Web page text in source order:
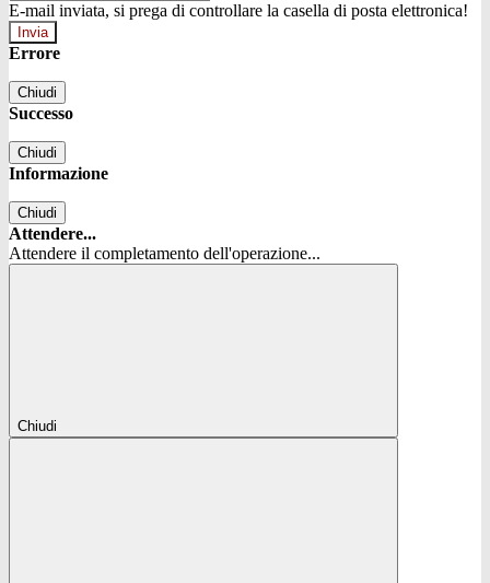
E-mail inviata, si prega di controllare la casella di posta elettronica!
Errore
Chiudi
Successo
Chiudi
Informazione
Chiudi
Attendere...
Attendere il completamento dell'operazione...
Chiudi